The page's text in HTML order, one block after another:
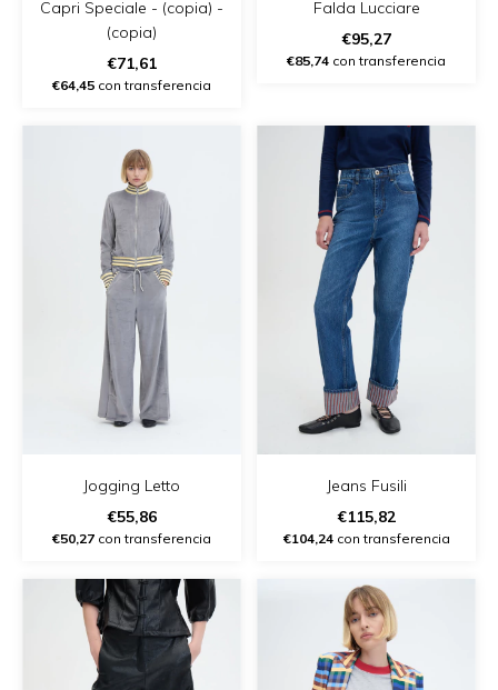
Capri Speciale - (copia) -
(copia)
€71,61
€64,45 con transferencia
Falda Lucciare
€95,27
€85,74 con transferencia
Jogging Letto
€55,86
€50,27 con transferencia
Jeans Fusili
€115,82
€104,24con transferencia